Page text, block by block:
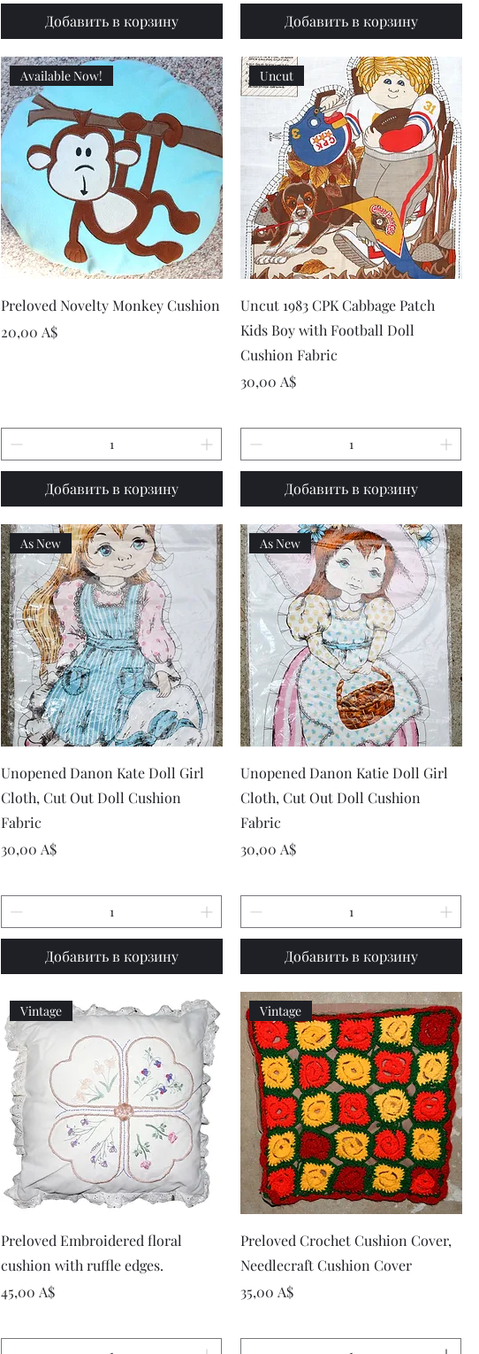
Добавить в корзину Добавить в корзину
Быстрый просмотр
Available Now!
Preloved Novelty Monkey Cushion
Цена
20,00 A$
Добавить в корзину
Быстрый просмотр
Uncut
Uncut 1983 CPK Cabbage Patch
Kids Boy with Football Doll
Cushion Fabric
Цена
30,00 A$
Добавить в корзину
Быстрый просмотр
As New
Unopened Danon Kate Doll Girl
Cloth, Cut Out Doll Cushion
Fabric
Цена
30,00 A$
Добавить в корзину
Быстрый просмотр
As New
Unopened Danon Katie Doll Girl
Cloth, Cut Out Doll Cushion
Fabric
Цена
30,00 A$
Добавить в корзину
Быстрый просмотр
Vintage
Preloved Embroidered floral
cushion with ruffle edges.
Цена
45,00 A$
Быстрый просмотр
Vintage
Preloved Crochet Cushion Cover,
Needlecraft Cushion Cover
Цена
35,00 A$